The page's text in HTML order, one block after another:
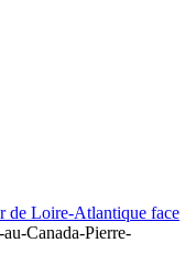
de Loire-Atlantique face
Canada-Pierre-